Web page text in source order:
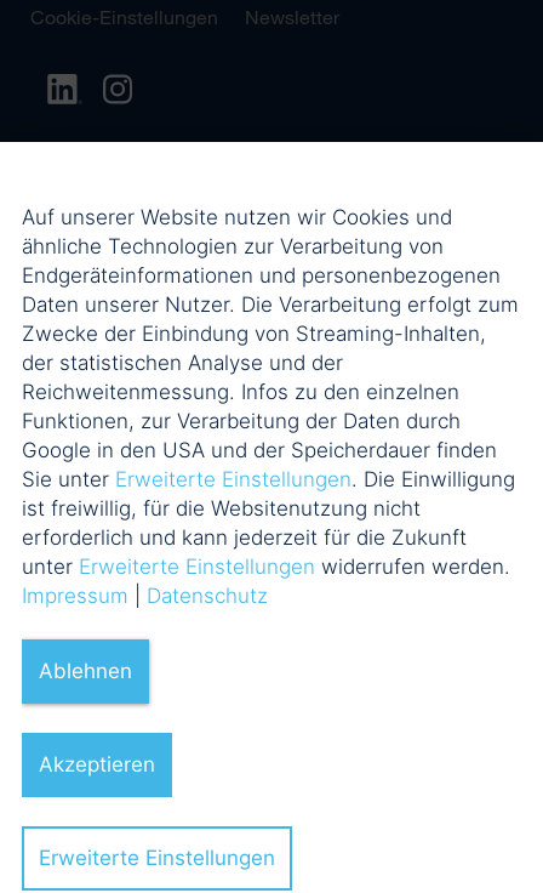
Cookie-Einstellungen
Newsletter
Auf unserer Website nutzen wir Cookies und
ähnliche Technologien zur Verarbeitung von
Endgeräteinformationen und personenbezogenen
Daten unserer Nutzer. Die Verarbeitung erfolgt zum
Zwecke der Einbindung von Streaming-Inhalten,
der statistischen Analyse und der
Reichweitenmessung. Infos zu den einzelnen
Funktionen, zur Verarbeitung der Daten durch
Google in den USA und der Speicherdauer finden
Sie unter Erweiterte Einstellungen. Die Einwilligung
ist freiwillig, für die Websitenutzung nicht
erforderlich und kann jederzeit für die Zukunft
unter Erweiterte Einstellungen widerrufen werden.
Impressum
Datenschutz
Ablehnen
Akzeptieren
Erweiterte Einstellungen